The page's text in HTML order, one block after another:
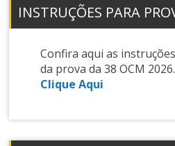
INSTRUÇÕES PARA
Confira aqui as
da prova da 38 OCM 2026.
Clique Aqui